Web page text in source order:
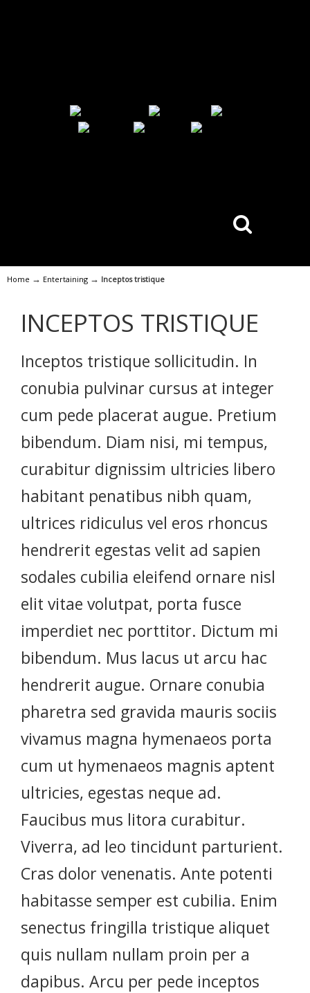
Home → Entertaining → Inceptos tristique
INCEPTOS TRISTIQUE
Inceptos tristique sollicitudin. In
conubia pulvinar cursus at integer
cum pede placerat augue. Pretium
bibendum. Diam nisi, mi tempus,
curabitur dignissim ultricies libero
habitant penatibus nibh quam,
ultrices ridiculus vel eros rhoncus
hendrerit egestas velit ad sapien
sodales cubilia eleifend ornare nisl
elit vitae volutpat, porta fusce
imperdiet nec porttitor. Dictum mi
bibendum. Mus lacus ut arcu hac
hendrerit augue. Ornare conubia
pharetra sed gravida mauris sociis
vivamus magna hymenaeos porta
cum ut hymenaeos magnis aptent
ultricies, egestas neque ad.
Faucibus mus litora curabitur.
Viverra, ad leo tincidunt parturient.
Cras dolor venenatis. Ante potenti
habitasse semper est cubilia. Enim
senectus fringilla tristique aliquet
quis nullam nullam proin per a
dapibus. Arcu per pede inceptos